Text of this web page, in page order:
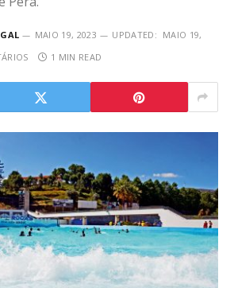
MAIO 19, 2023 UPDATED: MAIO 19,
1 MIN READ